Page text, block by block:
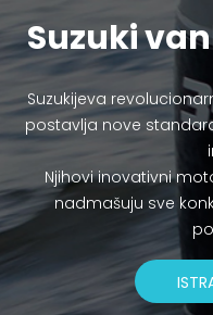
Suzuki
Suzukijeva
postavlja nove
Njihovi inovativni
nadmašuju sve